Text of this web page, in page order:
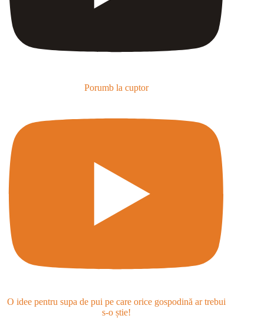
Porumb la cuptor
O idee pentru supa de pui pe care orice gospodină ar trebui
s-o știe!